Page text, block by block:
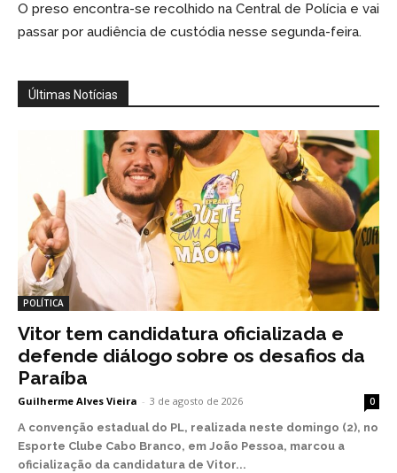
O preso encontra-se recolhido na Central de Polícia e vai
passar por audiência de custódia nesse segunda-feira.
Últimas Notícias
POLÍTICA
Vitor tem candidatura oficializada e
defende diálogo sobre os desafios da
Paraíba
Guilherme Alves Vieira - 3 de agosto de 2026 0
A convenção estadual do PL, realizada neste domingo (2), no
Esporte Clube Cabo Branco, em João Pessoa, marcou a
oficialização da candidatura de Vitor...